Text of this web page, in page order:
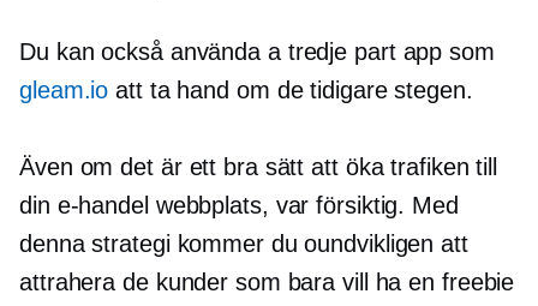
Du kan också använda a tredje partapp som
gleam.io att ta hand om de tidigare stegen.
Även om det är ett bra sätt att öka trafiken till
din e-handel webbplats, var försiktig. Med
denna strategi kommer du oundvikligen att
attrahera de kunder som bara vill ha en freebie